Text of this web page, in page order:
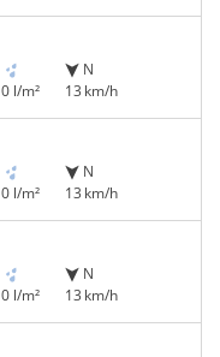
0 l/m²
N
13 km/h
0 l/m²
N
13 km/h
0 l/m²
N
13 km/h